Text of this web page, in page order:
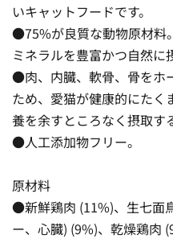
いキャットフードです。
●75%が良質な動物原材料
ミネラルを豊富かつ自然に
●肉、内臓、軟骨、骨をホ
ため、愛猫が健康的にた
養を余すところなく摂取す
●人工添加物フリー。
原材料
●新鮮鶏肉 (11%)、生七面
ー、心臓) (9%)、乾燥鶏肉